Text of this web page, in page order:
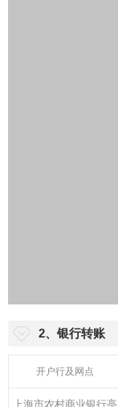
2、银行转账
开户行及网点
上海市农村商业银行亭